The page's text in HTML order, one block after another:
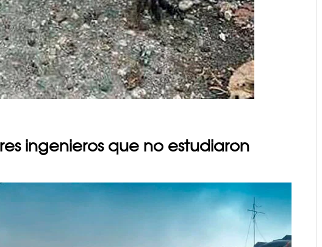
ingenieros que no estudiaron